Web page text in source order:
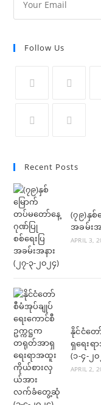
Follow Us
Recent Posts
(၇၉)နှစ်
အခမ်းအ
APRIL 3,
နိုင်ငံတ
ရှရေး
(၁-၄-၂
APRIL 2,